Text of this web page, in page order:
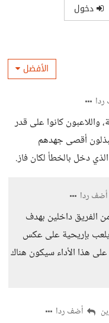
دخول
الأفضل
واللاعبون كانوا على قدر
أقصى جهدهم
دخل بالخطأ لكان فاز.
أضف ردا
الفريق داخلين بهدف
بإريحية على عكس
على هذا الأداء سيكون هناك
أضف ردا